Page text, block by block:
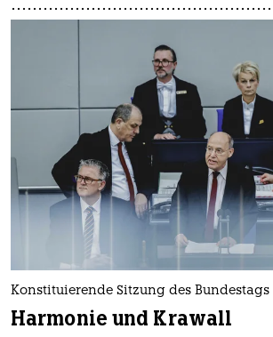
Konstituierende Sitzung des Bundestags
Harmonie und Krawall